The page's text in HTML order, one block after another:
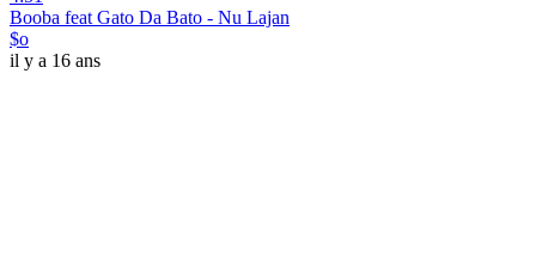
Booba feat Gato Da Bato - Nu Lajan
$o
il y a 16 ans